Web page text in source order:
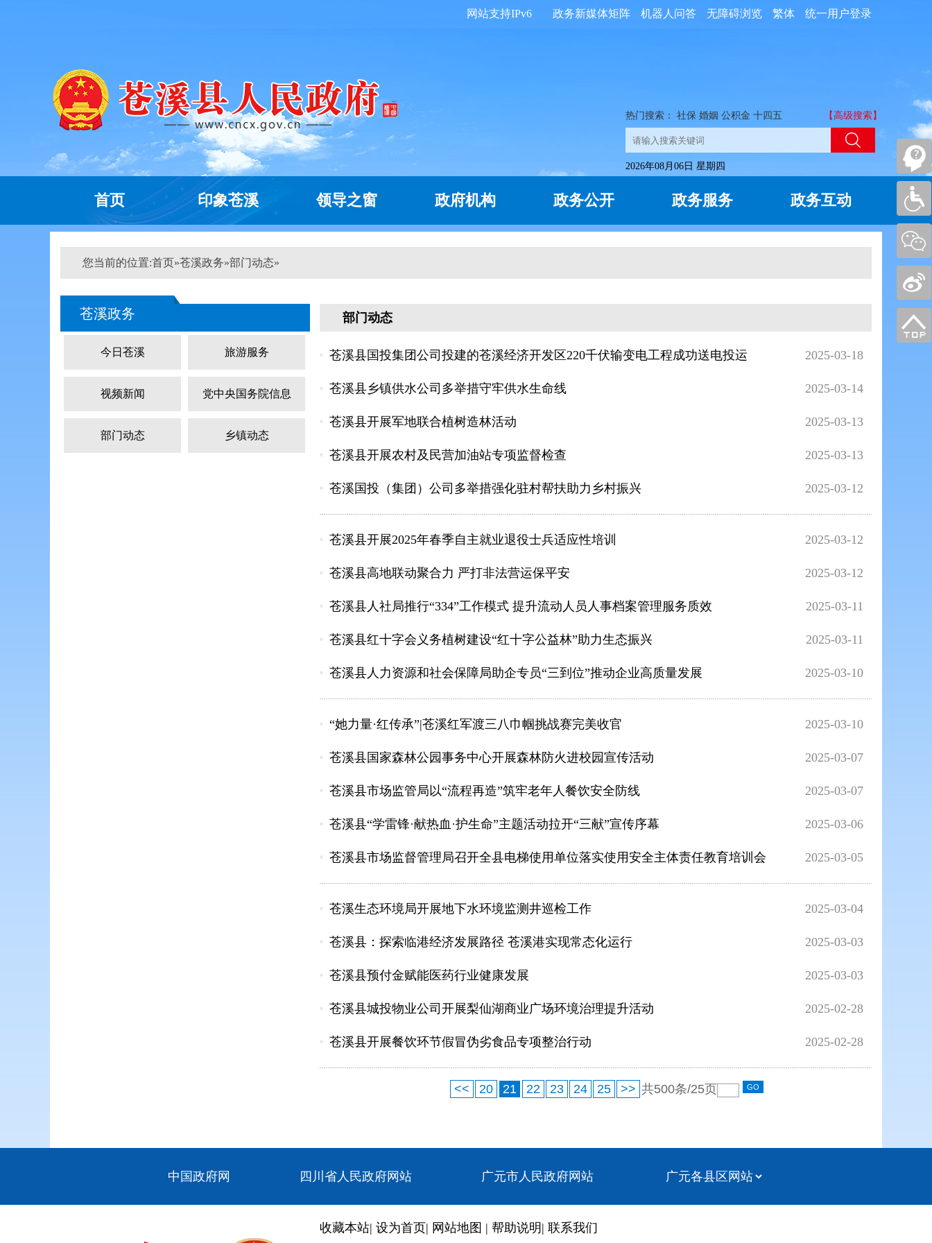
统一用户登录
繁体
无障碍浏览
机器人问答
政务新媒体矩阵
网站支持IPv6
热门搜索： 社保 婚姻 公积金 十四五 【高级搜索】
2026年08月06日 星期四
首页 印象苍溪 领导之窗 政府机构 政务公开 政务服务 政务互动
您当前的位置:首页»苍溪政务»部门动态»
苍溪政务
今日苍溪 旅游服务
视频新闻 党中央国务院信息
部门动态 乡镇动态
部门动态
苍溪县国投集团公司投建的苍溪经济开发区220千伏输变电工程成功送电投运 2025-03-18
苍溪县乡镇供水公司多举措守牢供水生命线 2025-03-14
苍溪县开展军地联合植树造林活动 2025-03-13
苍溪县开展农村及民营加油站专项监督检查 2025-03-13
苍溪国投（集团）公司多举措强化驻村帮扶助力乡村振兴 2025-03-12
苍溪县开展2025年春季自主就业退役士兵适应性培训 2025-03-12
苍溪县高地联动聚合力 严打非法营运保平安 2025-03-12
苍溪县人社局推行“334”工作模式 提升流动人员人事档案管理服务质效 2025-03-11
苍溪县红十字会义务植树建设“红十字公益林”助力生态振兴 2025-03-11
苍溪县人力资源和社会保障局助企专员“三到位”推动企业高质量发展 2025-03-10
“她力量·红传承”|苍溪红军渡三八巾帼挑战赛完美收官 2025-03-10
苍溪县国家森林公园事务中心开展森林防火进校园宣传活动 2025-03-07
苍溪县市场监管局以“流程再造”筑牢老年人餐饮安全防线 2025-03-07
苍溪县“学雷锋·献热血·护生命”主题活动拉开“三献”宣传序幕 2025-03-06
苍溪县市场监督管理局召开全县电梯使用单位落实使用安全主体责任教育培训会 2025-03-05
苍溪生态环境局开展地下水环境监测井巡检工作 2025-03-04
苍溪县：探索临港经济发展路径 苍溪港实现常态化运行 2025-03-03
苍溪县预付金赋能医药行业健康发展 2025-03-03
苍溪县城投物业公司开展梨仙湖商业广场环境治理提升活动 2025-02-28
苍溪县开展餐饮环节假冒伪劣食品专项整治行动 2025-02-28
<< 20 21 22 23 24 25 >> 共500条/25页
中国政府网 四川省人民政府网站 广元市人民政府网站
收藏本站| 设为首页| 网站地图 | 帮助说明 | 联系我们